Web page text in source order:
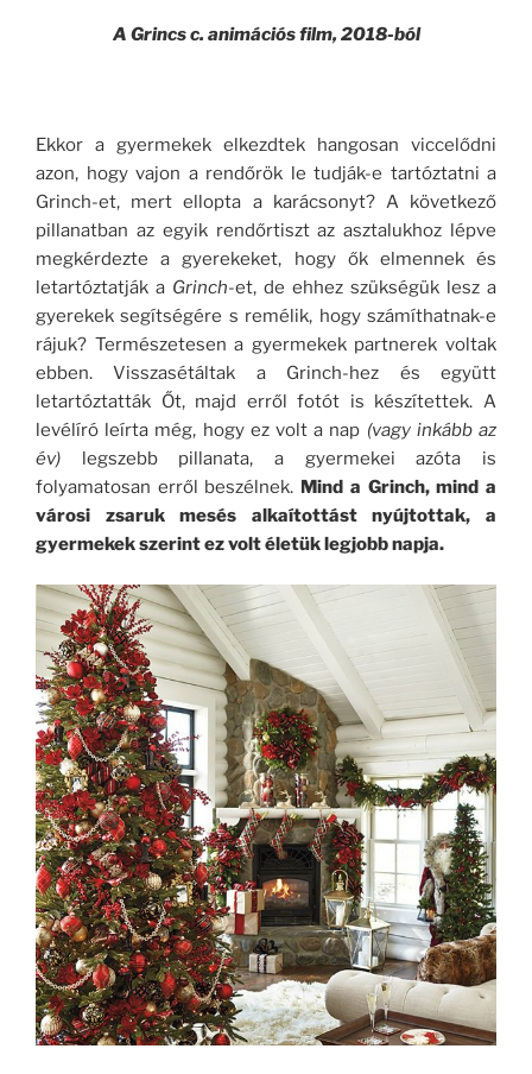
A Grincs c. animációs film, 2018-ból
Ekkor a gyermekek elkezdtek hangosan viccelődni
azon, hogy vajon a rendőrök le tudják-e tartóztatni a
Grinch-et, mert ellopta a karácsonyt? A következő
pillanatban az egyik rendőrtiszt az asztalukhoz lépve
megkérdezte a gyerekeket, hogy ők elmennek és
letartóztatják a Grinch-et, de ehhez szükségük lesz a
gyerekek segítségére s remélik, hogy számíthatnak-e
rájuk? Természetesen a gyermekek partnerek voltak
ebben. Visszasétáltak a Grinch-hez és együtt
letartóztatták Őt, majd erről fotót is készítettek. A
levélíró leírta még, hogy ez volt a nap (vagy inkább az
év) legszebb pillanata, a gyermekei azóta is
folyamatosan erről beszélnek. Mind a Grinch, mind a
városi zsaruk mesés alkaítottást nyújtottak, a
gyermekek szerint ez volt életük legjobb napja.